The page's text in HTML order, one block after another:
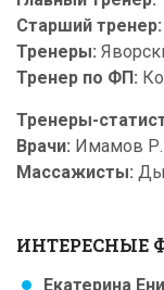
Старший тренер:
Тренеры:
Тренер по ФП:
Тренеры-
Врачи: Имамов
Массажисты:
ИНТЕРЕСНЫЕ
Екатерина